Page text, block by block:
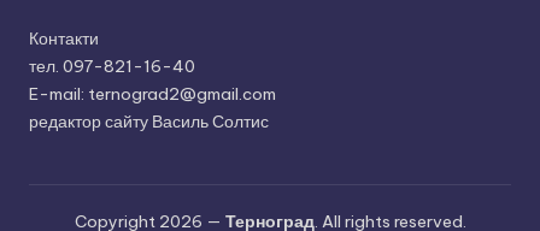
Контакти
тел. 097-821-16-40
E-mail: ternograd2@gmail.com
редактор сайту Василь Солтис
Copyright 2026 — Терноград. All rights reserved.